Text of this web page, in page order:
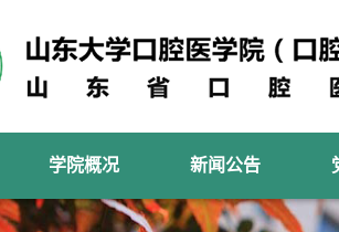
学院概况 新闻公告